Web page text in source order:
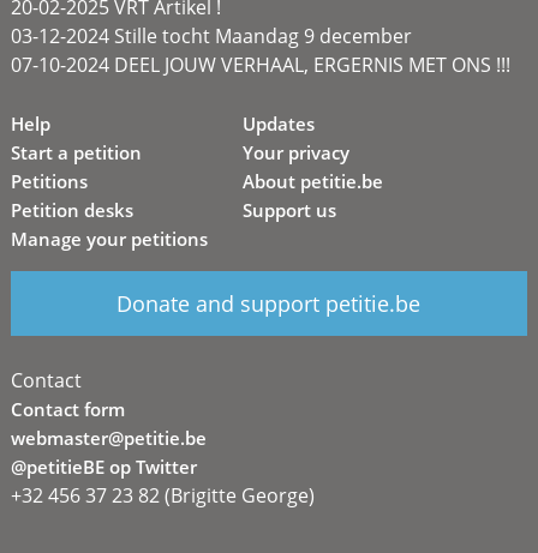
20-02-2025 VRT Artikel !
03-12-2024 Stille tocht Maandag 9 december
07-10-2024 DEEL JOUW VERHAAL, ERGERNIS MET ONS !!!
Help
Start a petition
Petitions
Petition desks
Manage your petitions
Updates
Your privacy
About petitie.be
Support us
Donate and support petitie.be
Contact
Contact form
webmaster@petitie.be
@petitieBE op Twitter
+32 456 37 23 82 (Brigitte George)